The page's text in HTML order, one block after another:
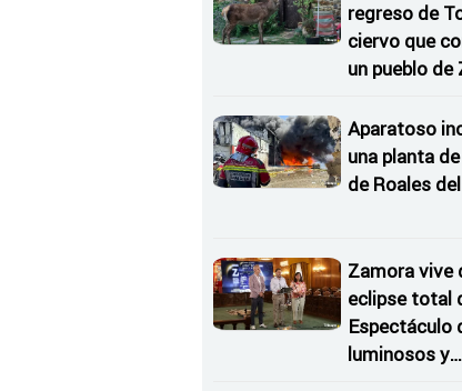
regreso de
ciervo que
un pueblo de
Aparatoso
una planta
de Roales
Zamora vive
eclipse total
Espectáculo
luminosos y